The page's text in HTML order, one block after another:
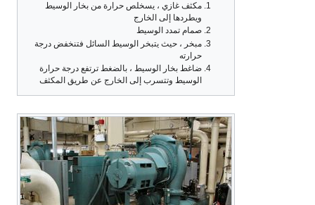
مكثف غازي ، يسخلص حرارة من بخار الوسيط
ويطردها إلى الخارج
صمام تمدد الوسيط
مبخر ، حيث يتبخر الوسيط السائل فتنخفض درجة
حرارته
ضاغط بخار الوسيط ، بالضغط ترتفع درجة حرارة
الوسيط وتتسرب إلى الخارج عن طريق المكثف